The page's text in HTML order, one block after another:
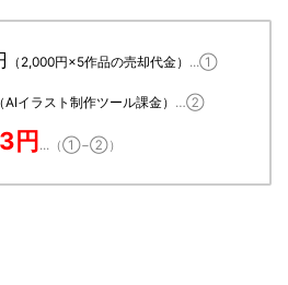
（2,000円×5作品の売却代金） ...①
（AIイラスト制作ツール課金） …②
円 ...（①−②）